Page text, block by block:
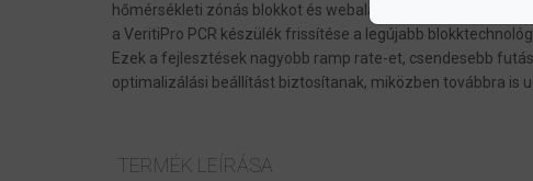
hőmérsékleti zónás blokkot és webalapú távvezérlő
a VeritiPro PCR készülék frissítése a legújabb
Ezek a fejlesztések nagyobb ramp rate-et, csendesebb
optimalizálási beállítást biztosítanak, miközben továbbra is
TERMÉK LEÍRÁSA